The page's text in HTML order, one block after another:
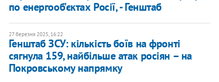
по енергооб'єктах Росії, - Генштаб
27 березня 2025, 16:22
Генштаб ЗСУ: кількість боїв на фронті
сягнула 159, найбільше атак росіян – на
Покровському напрямку